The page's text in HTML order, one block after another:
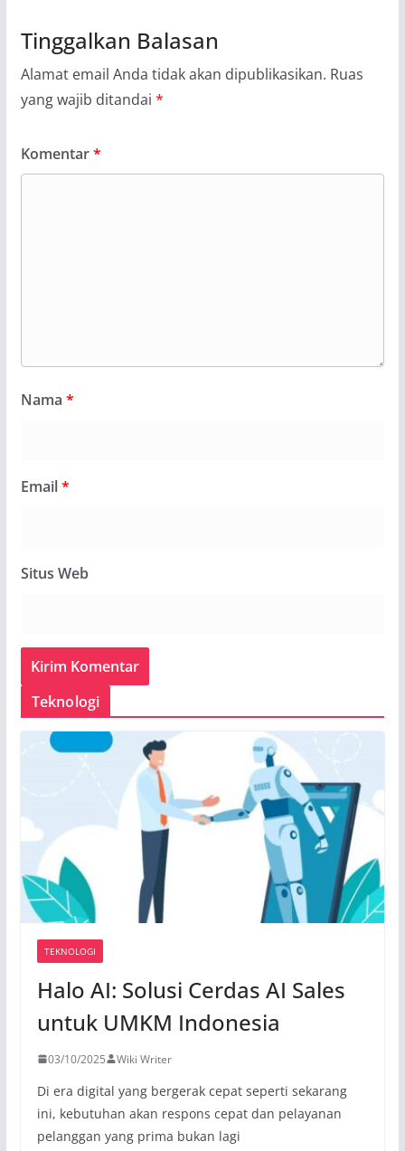
Tinggalkan Balasan
Alamat email Anda tidak akan dipublikasikan. Ruas
yang wajib ditandai *
Komentar*
Nama *
Email*
Situs Web
Teknologi
TEKNOLOGI
Halo AI: Solusi Cerdas AI Sales
untuk UMKM Indonesia
03/10/2025 Wiki Writer
Di era digital yang bergerak cepat seperti sekarang
ini, kebutuhan akan respons cepat dan pelayanan
pelanggan yang prima bukan lagi